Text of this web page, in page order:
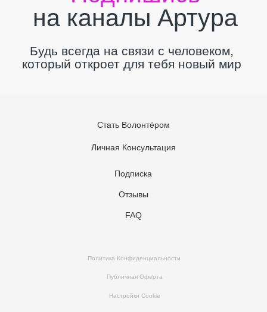
Политика Конфиденциальности
Публичная Оферта
Настройки Cookie
Личная Консультация
Стать Волонтёром
Подписка
Отзывы
FAQ